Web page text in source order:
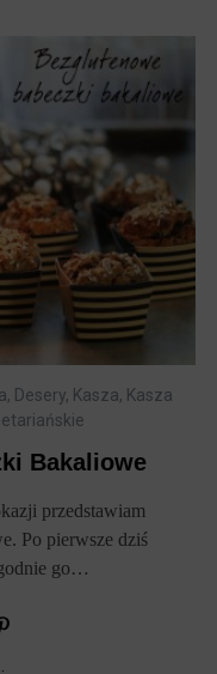
, Desery, Kasza, Kasza
Bakaliowe
przedstawiam
Po pierwsze dziś
go…